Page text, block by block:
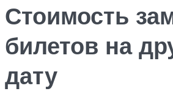
Стоимость
билетов на
дату